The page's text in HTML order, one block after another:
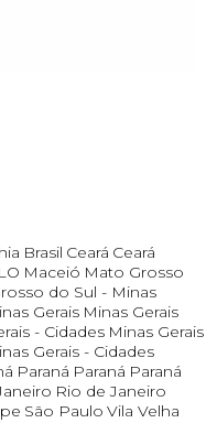
Brasil Ceará Ceará
Maceió Mato Grosso
do Sul - Minas
Gerais Minas Gerais
- Cidades Minas Gerais
Gerais - Cidades
Paraná Paraná Paraná
Rio de Janeiro
São Paulo Vila Velha